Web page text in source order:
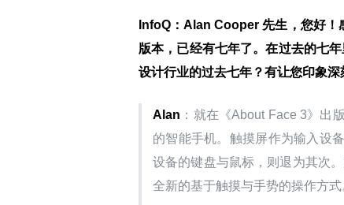
InfoQ ：Alan Cooper 先生，您好
版本，已经有七年了。在过去的七
设计行业的过去七年？有让您印象深
Alan ：就在《About Face 3》出
的智能手机。触摸屏作为输入设
设备的键盘与鼠标，则退为其次
全新的基于触摸与手势的操作方式